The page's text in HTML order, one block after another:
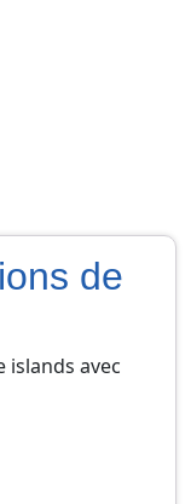
de
islands avec